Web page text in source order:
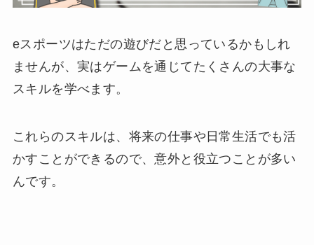
eスポーツはただの遊びだと思っているかもしれ
ませんが、実はゲームを通じてたくさんの大事な
スキルを学べます。
これらのスキルは、将来の仕事や日常生活でも活
かすことができるので、意外と役立つことが多い
んです。